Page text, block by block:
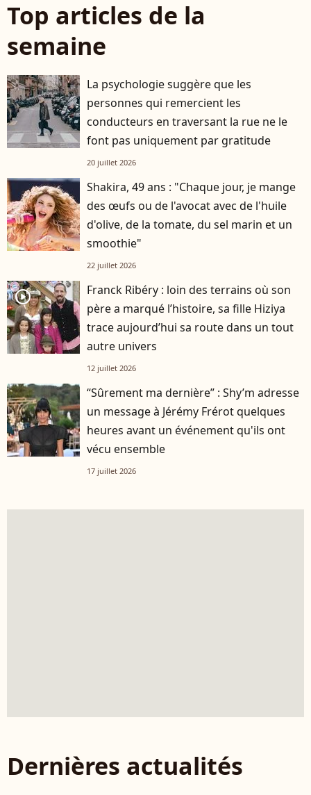
Top articles de la
semaine
La psychologie suggère que les
personnes qui remercient les
conducteurs en traversant la rue ne le
font pas uniquement par gratitude
20 juillet 2026
Shakira, 49 ans : "Chaque jour, je mange
des œufs ou de l'avocat avec de l'huile
d'olive, de la tomate, du sel marin et un
smoothie"
22 juillet 2026
player2
Franck Ribéry : loin des terrains où son
père a marqué l’histoire, sa fille Hiziya
trace aujourd’hui sa route dans un tout
autre univers
12 juillet 2026
“Sûrement ma dernière” : Shy’m adresse
un message à Jérémy Frérot quelques
heures avant un événement qu'ils ont
vécu ensemble
17 juillet 2026
Dernières actualités